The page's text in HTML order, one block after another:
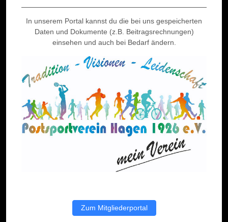
In unserem Portal kannst du die bei uns gespeicherten
Daten und Dokumente (z.B. Beitragsrechnungen)
einsehen und auch bei Bedarf ändern.
Zum Mitgliederportal